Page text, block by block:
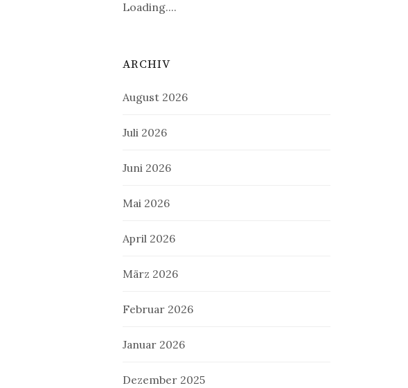
Loading....
ARCHIV
August 2026
Juli 2026
Juni 2026
Mai 2026
April 2026
März 2026
Februar 2026
Januar 2026
Dezember 2025